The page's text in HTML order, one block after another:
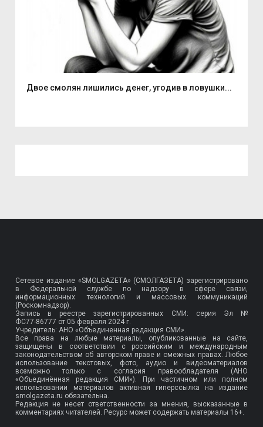
Двое смолян лишились денег, угодив в ловушки...
Сетевое издание «SMOLGAZETA» (СМОЛГАЗЕТА) зарегистрировано
в Федеральной службе по надзору в сфере связи,
информационных технологий и массовых коммуникаций
(Роскомнадзор).
Запись в реестре зарегистрированных СМИ: серия Эл №
ФС77-86777 от 05 февраля 2024 г.
Учредитель: АНО «Объединенная редакция СМИ».
Все права на любые материалы, опубликованные на сайте,
защищены в соответствии с российским и международным
законодательством об авторском праве и смежных правах. Любое
использование текстовых, фото, аудио и видеоматериалов
возможно только с согласия правообладателя (АНО
«Объединённая редакция СМИ»). При частичном или полном
использовании материалов активная гиперссылка на издание
smolgazeta.ru обязательна.
Редакция не несет ответственности за мнения, высказанные в
комментариях читателей. Ресурс может содержать материалы 16+.